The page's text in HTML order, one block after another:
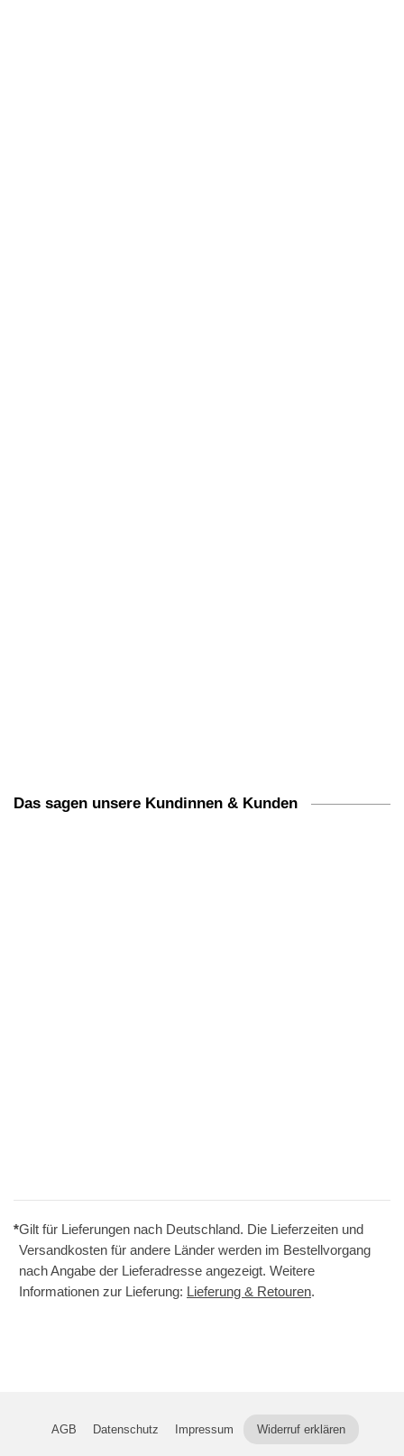
Das sagen unsere Kundinnen & Kunden
*Gilt für Lieferungen nach Deutschland. Die Lieferzeiten und
Versandkosten für andere Länder werden im Bestellvorgang
nach Angabe der Lieferadresse angezeigt. Weitere
Informationen zur Lieferung: Lieferung & Retouren.
AGB Datenschutz Impressum Widerruf erklären